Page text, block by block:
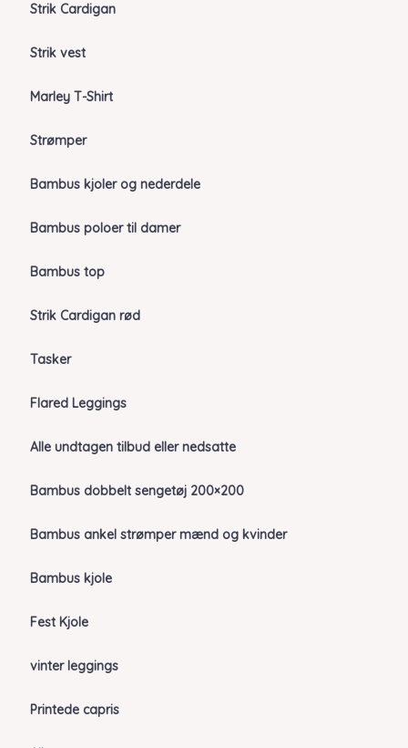
Strik Cardigan
Strik vest
Marley T-Shirt
Strømper
Bambus kjoler og nederdele
Bambus poloer til damer
Bambus top
Strik Cardigan rød
Tasker
Flared Leggings
Alle undtagen tilbud eller nedsatte
Bambus dobbelt sengetøj 200×200
Bambus ankel strømper mænd og kvinder
Bambus kjole
Fest Kjole
vinter leggings
Printede capris